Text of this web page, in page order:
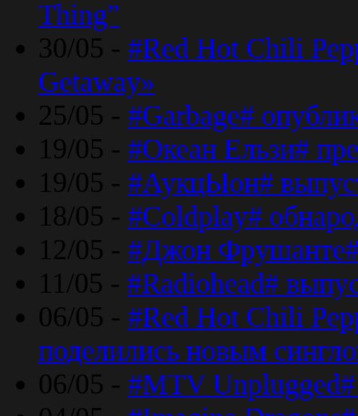
Thing”
30/05 - #Red Hot Chili
Getaway»
25/05 - #Garbage#
19/05 - #Океан Ельзи#
19/05 - #АукцЫон#
18/05 - #Coldplay#
12/05 - #Джон
11/05 - #Radiohead#
06/05 - #Red Hot Chili
поделились новым
06/05 - #MTV Unplugged#